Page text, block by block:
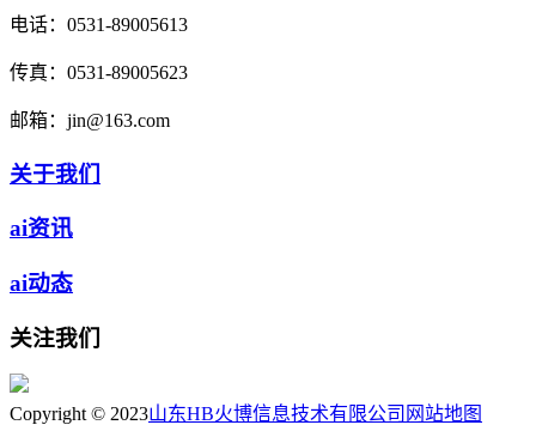
电话： 0531-89005613
传真： 0531-89005623
邮箱： jin@163.com
关于我们
ai资讯
ai动态
关注我们
Copyright © 2023山东HB火博信息技术有限公司 网站地图